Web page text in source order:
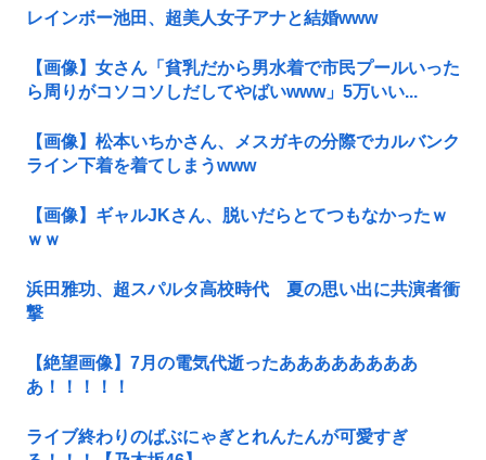
レインボー池田、超美人女子アナと結婚www
【画像】女さん「貧乳だから男水着で市民プールいった
ら周りがコソコソしだしてやばいwww」5万いい...
【画像】松本いちかさん、メスガキの分際でカルバンク
ライン下着を着てしまうwww
【画像】ギャルJKさん、脱いだらとてつもなかったｗ
ｗｗ
浜田雅功、超スパルタ高校時代 夏の思い出に共演者衝
撃
【絶望画像】7月の電気代逝ったああああああああ
あ！！！！！
ライブ終わりのばぶにゃぎとれんたんが可愛すぎ